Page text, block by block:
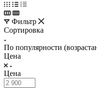
Фильтр
Сортировка
По популярности
Цена
Цена